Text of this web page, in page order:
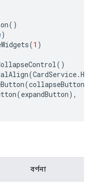
()
)
(1 )
()
(CardService.
(collapseButton
(expandButton),
বর্ণনা